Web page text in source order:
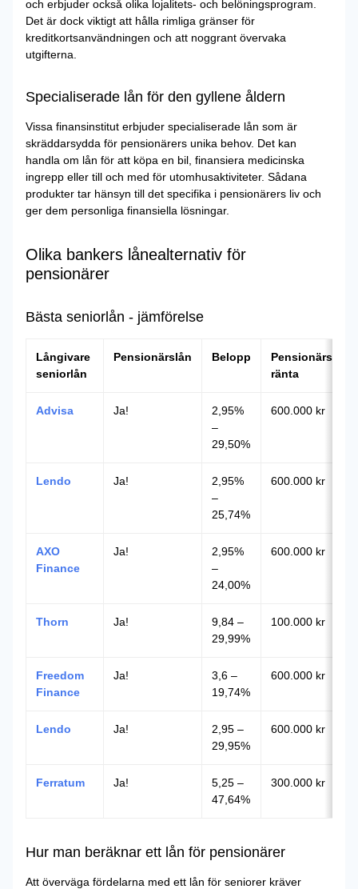
och erbjuder också olika lojalitets- och belöningsprogram.
Det är dock viktigt att hålla rimliga gränser för
kreditkortsanvändningen och att noggrant övervaka
utgifterna.
Specialiserade lån för den gyllene åldern
Vissa finansinstitut erbjuder specialiserade lån som är
skräddarsydda för pensionärers unika behov. Det kan
handla om lån för att köpa en bil, finansiera medicinska
ingrepp eller till och med för utomhusaktiviteter. Sådana
produkter tar hänsyn till det specifika i pensionärers liv och
ger dem personliga finansiella lösningar.
Olika bankers lånealternativ för
pensionärer
Bästa seniorlån - jämförelse
Långivare
seniorlån
Pensionärslån Belopp
Pensionärslån
ränta
Advisa Ja!
2,95%
–
29,50%
600.000 kr
Lendo Ja!
2,95%
–
25,74%
600.000 kr
AXO
Finance
Ja!
2,95%
–
24,00%
600.000 kr
Thorn Ja!
9,84 –
29,99%
100.000 kr
Freedom
Finance
Ja!
3,6 –
19,74%
600.000 kr
Lendo Ja!
2,95 –
29,95%
600.000 kr
Ferratum Ja!
5,25 –
47,64%
300.000 kr
Hur man beräknar ett lån för pensionärer
Att överväga fördelarna med ett lån för seniorer kräver